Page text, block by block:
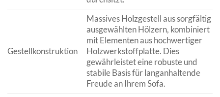
Gestellkonstruktion
Massives Holzgestell aus sorgfältig
ausgewählten Hölzern, kombiniert
mit Elementen aus hochwertiger
Holzwerkstoffplatte. Dies
gewährleistet eine robuste und
stabile Basis für langanhaltende
Freude an Ihrem Sofa.